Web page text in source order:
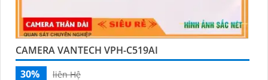
CAMERA VANTECH VPH-C519AI
30%
liên Hệ